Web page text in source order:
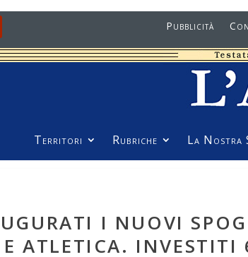
Pubblicità
Territori Rubriche La Nostra
I NUOVI
E ATLETICA. INVESTITI